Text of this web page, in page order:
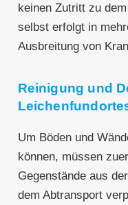
keinen Zutritt zu
selbst erfolgt in
Ausbreitung von
Reinigung und
Um Böden und
können, müssen
Gegenstände aus
dem Abtransport